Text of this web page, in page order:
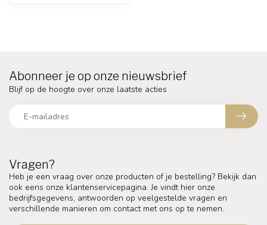
Vragen?
Heb je een vraag over onze producten of je bestelling? Bekijk dan
ook eens onze klantenservicepagina. Je vindt hier onze
bedrijfsgegevens, antwoorden op veelgestelde vragen en
verschillende manieren om contact met ons op te nemen.
Abonneer je op onze nieuwsbrief
Blijf op de hoogte over onze laatste acties